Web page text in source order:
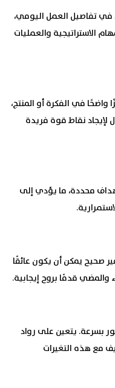
في تفاصيل العمل اليومي،
الاستراتيجية والعمليات
في الفكرة أو المنتج،
لإيجاد نقاط قوة فريدة
محددة، ما يؤدي إلى
صحيح يمكن أن يكون عائقًا
والمضي قدمًا بروح إيجابية.
بسرعة. يتعين على رواد
مع هذه التغيرات